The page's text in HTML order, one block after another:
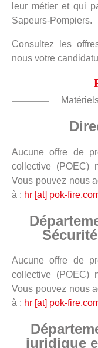
leur métier et qui
Sapeurs-Pompiers.
Consultez les
nous votre
Aucune offre de
collective (POEC)
Vous pouvez nous
à : hr [at] pok-
Aucune offre de
collective (POEC)
Vous pouvez nous
à : hr [at] pok-
juridique